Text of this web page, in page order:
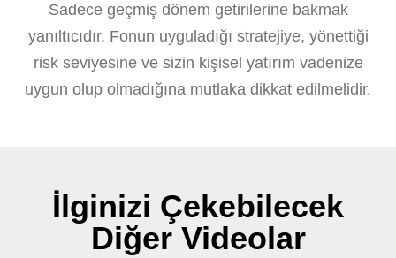
Sadece geçmiş dönem getirilerine bakmak
yanıltıcıdır. Fonun uyguladığı stratejiye, yönettiği
risk seviyesine ve sizin kişisel yatırım vadenize
uygun olup olmadığına mutlaka dikkat edilmelidir.
İlginizi Çekebilecek
Diğer Videolar